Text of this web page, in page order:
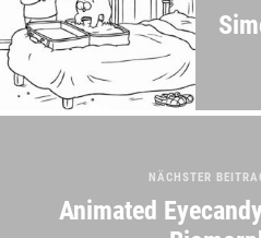
NÄCHSTER
Animated